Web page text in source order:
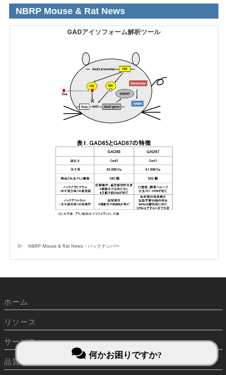
NBRP Mouse & Rat News
GADアイソフォーム解析ツール
NBRP Mouse & Rat News・バックナンバー
ホーム
リソース
サービス
品質管理
何かお困りですか?